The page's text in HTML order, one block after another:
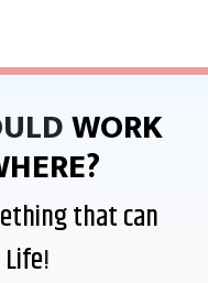
WORK
that can
!